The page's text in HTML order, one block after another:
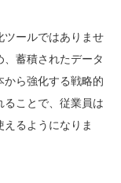
ツールではありませ
蓄積されたデータ
から強化する戦略的
ることで、従業員は
るようになりま